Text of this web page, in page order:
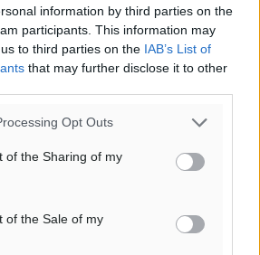
information by third parties on the
participants. This information may
to third parties on the IAB’s List of
that may further disclose it to other
Opt Outs
of the Sharing of my
of the Sale of my
της είδησης από άλλες